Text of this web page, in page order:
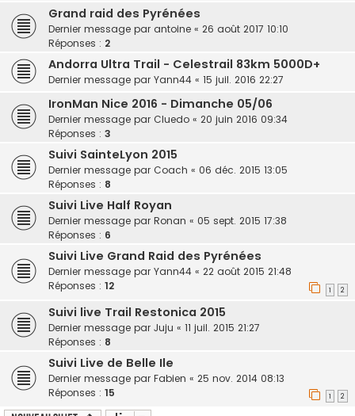
Grand raid des Pyrénées
Dernier message par antoine « 26 août 2017 10:10
Réponses : 2
Andorra Ultra Trail - Celestrail 83km 5000D+
Dernier message par Yann44 « 15 juil. 2016 22:27
IronMan Nice 2016 - Dimanche 05/06
Dernier message par Cluedo « 20 juin 2016 09:34
Réponses : 3
Suivi SainteLyon 2015
Dernier message par Coach « 06 déc. 2015 13:05
Réponses : 8
Suivi Live Half Royan
Dernier message par Ronan « 05 sept. 2015 17:38
Réponses : 6
Suivi Live Grand Raid des Pyrénées
Dernier message par Yann44 « 22 août 2015 21:48
Réponses : 12 1 2
Suivi live Trail Restonica 2015
Dernier message par Juju « 11 juil. 2015 21:27
Réponses : 8
Suivi Live de Belle Ile
Dernier message par Fabien « 25 nov. 2014 08:13
Réponses : 15 1 2